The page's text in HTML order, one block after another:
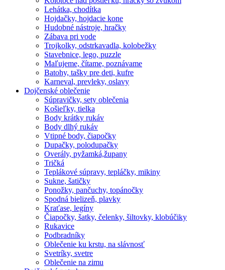
Lehátka, chodítka
Hojdačky, hojdacie kone
Hudobné nástroje, hračky
Zábava pri vode
Trojkolky, odstrkavadla, kolobežky
Stavebnice, lego, puzzle
Maľujeme, čítame, poznávame
Batohy, tašky pre deti, kufre
Karneval, prevleky, oslavy
Dojčenské oblečenie
Súpravičky, sety oblečenia
Košieľky, tielka
Body krátky rukáv
Body dlhý rukáv
Vtipné body, čiapočky
Dupačky, polodupačky
Overály, pyžamká,župany
Tričká
Teplákové súpravy, tepláčky, mikiny
Sukne, šatičky
Ponožky, pančuchy, topánočky
Spodná bielizeň, plavky
Kraťase, legíny
Čiapočky, šatky, čelenky, šiltovky, klobúčiky
Rukavice
Podbradníky
Oblečenie ku krstu, na slávnosť
Svetríky, svetre
Oblečenie na zimu